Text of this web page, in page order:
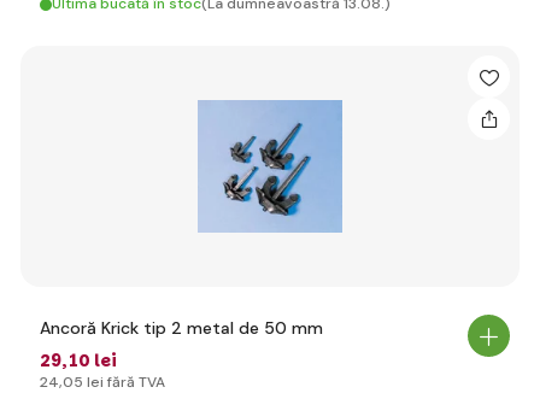
Ancoră Krick tip 2 metal de 50 mm
29,10 lei
24,05 lei fără TVA